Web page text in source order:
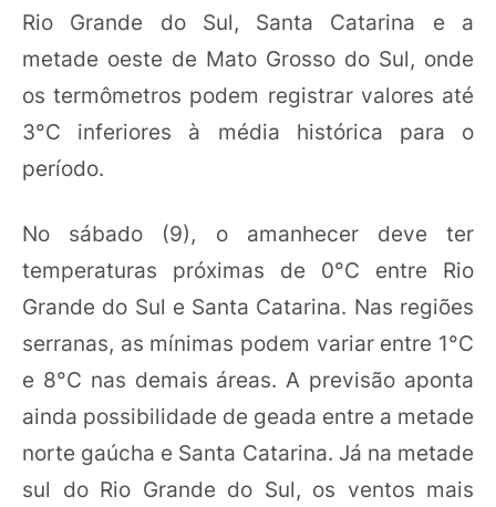
Rio Grande do Sul, Santa Catarina e a
metade oeste de Mato Grosso do Sul, onde
os termômetros podem registrar valores até
3°C inferiores à média histórica para o
período.
No sábado (9), o amanhecer deve ter
temperaturas próximas de 0°C entre Rio
Grande do Sul e Santa Catarina. Nas regiões
serranas, as mínimas podem variar entre 1°C
e 8°C nas demais áreas. A previsão aponta
ainda possibilidade de geada entre a metade
norte gaúcha e Santa Catarina. Já na metade
sul do Rio Grande do Sul, os ventos mais